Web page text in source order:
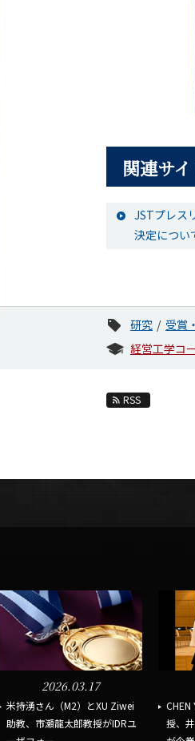
関連サイ
JSTプレス
決定につい
研究
受賞
経営工学コ
RSS
2026.03.17
米持湧さん（M2）とXU Ziwei
助教、市瀬龍太郎教授がIDRユ
授、